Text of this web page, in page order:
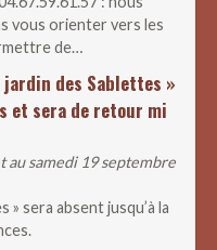
vous orienter vers les
de…
des Sablettes »
et sera de retour mi
au samedi 19 septembre
» sera absent jusqu’à la